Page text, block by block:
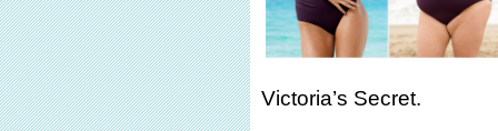
Victoria’s Secret.